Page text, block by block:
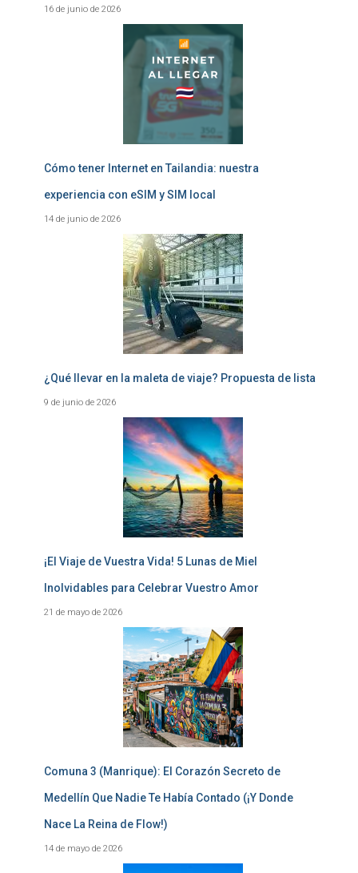
16 de junio de 2026
Cómo tener Internet en Tailandia: nuestra
experiencia con eSIM y SIM local
14 de junio de 2026
¿Qué llevar en la maleta de viaje? Propuesta de lista
9 de junio de 2026
¡El Viaje de Vuestra Vida! 5 Lunas de Miel
Inolvidables para Celebrar Vuestro Amor
21 de mayo de 2026
Comuna 3 (Manrique): El Corazón Secreto de
Medellín Que Nadie Te Había Contado (¡Y Donde
Nace La Reina de Flow!)
14 de mayo de 2026